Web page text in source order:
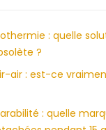
: quelle
?
air : est-ce
: quelle